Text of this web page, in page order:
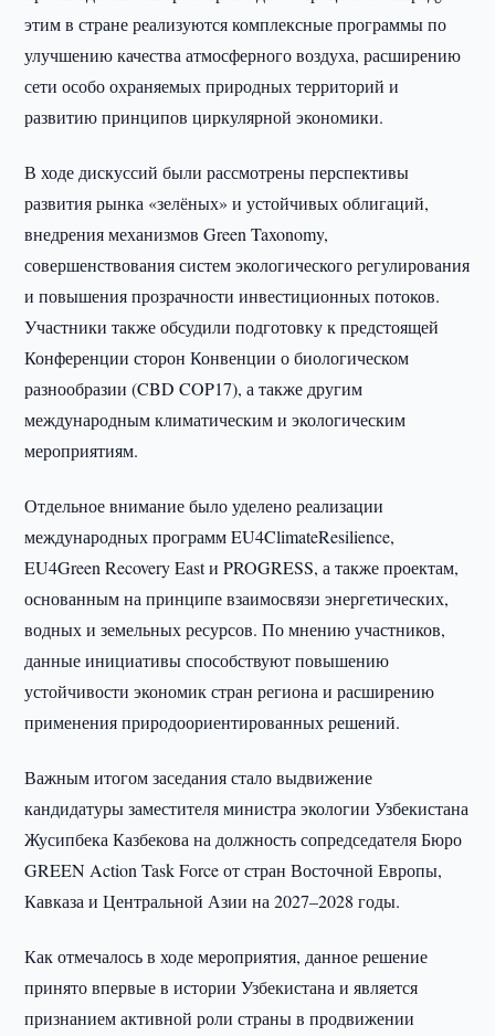
этим в стране реализуются комплексные программы по
улучшению качества атмосферного воздуха, расширению
сети особо охраняемых природных территорий и
развитию принципов циркулярной экономики.
В ходе дискуссий были рассмотрены перспективы
развития рынка «зелёных» и устойчивых облигаций,
внедрения механизмов Green Taxonomy,
совершенствования систем экологического регулирования
и повышения прозрачности инвестиционных потоков.
Участники также обсудили подготовку к предстоящей
Конференции сторон Конвенции о биологическом
разнообразии (CBD COP17), а также другим
международным климатическим и экологическим
мероприятиям.
Отдельное внимание было уделено реализации
международных программ EU4ClimateResilience,
EU4Green Recovery East и PROGRESS, а также проектам,
основанным на принципе взаимосвязи энергетических,
водных и земельных ресурсов. По мнению участников,
данные инициативы способствуют повышению
устойчивости экономик стран региона и расширению
применения природоориентированных решений.
Важным итогом заседания стало выдвижение
кандидатуры заместителя министра экологии Узбекистана
Жусипбека Казбекова на должность сопредседателя Бюро
GREEN Action Task Force от стран Восточной Европы,
Кавказа и Центральной Азии на 2027–2028 годы.
Как отмечалось в ходе мероприятия, данное решение
принято впервые в истории Узбекистана и является
признанием активной роли страны в продвижении